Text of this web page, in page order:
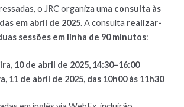
o JRC organiza uma consulta às
em abril de 2025. A consulta realizar-
sessões em linha de 90 minutos:
10 de abril de 2025, 14:30–16:00
11 de abril de 2025, das 10h00 às 11h30